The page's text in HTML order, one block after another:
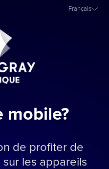
Français
mobile?
de profiter de
les appareils